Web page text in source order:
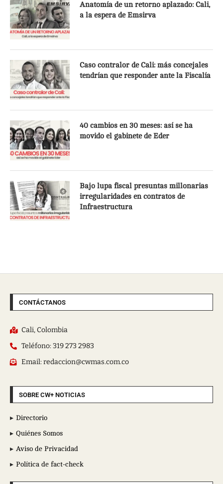
Anatomía de un retorno aplazado: Cali,
a la espera de Emsirva
Caso contralor de Cali: más concejales
tendrían que responder ante la Fiscalía
40 cambios en 30 meses: así se ha
movido el gabinete de Eder
Bajo lupa fiscal presuntas millonarias
irregularidades en contratos de
Infraestructura
CONTÁCTANOS
Cali, Colombia
Teléfono: 319 273 2983
Email: redaccion@cwmas.com.co
SOBRE CW+ NOTICIAS
Directorio
Quiénes Somos
Aviso de Privacidad
Política de fact-check